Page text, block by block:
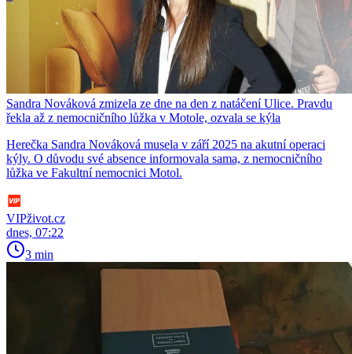
Sandra Nováková zmizela ze dne na den z natáčení Ulice. Pravdu
řekla až z nemocničního lůžka v Motole, ozvala se kýla
Herečka Sandra Nováková musela v září 2025 na akutní operaci
kýly. O důvodu své absence informovala sama, z nemocničního
lůžka ve Fakultní nemocnici Motol.
VIPživot.cz
dnes, 07:22
3 min